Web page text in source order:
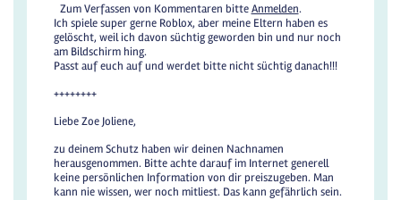
Zum Verfassen von Kommentaren bitteAnmelden.
Ich spiele super gerne Roblox, aber meine Eltern haben es
gelöscht, weil ich davon süchtig geworden bin und nur noch
am Bildschirm hing.
Passt auf euch auf und werdet bitte nicht süchtig danach!!!
++++++++
Liebe Zoe Joliene,
zu deinem Schutz haben wir deinen Nachnamen
herausgenommen. Bitte achte darauf im Internet generell
keine persönlichen Information von dir preiszugeben. Man
kann nie wissen, wer noch mitliest. Das kann gefährlich sein.